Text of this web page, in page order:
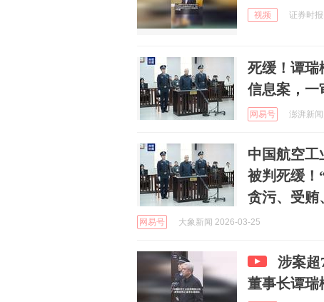
视频 证券时
死缓！谭瑞
信息案，一
网易号 澎湃新
中国航空工
被判死缓！
贪污、受贿
网易号 大象新闻 2026-03-25
涉案超
董事长谭瑞